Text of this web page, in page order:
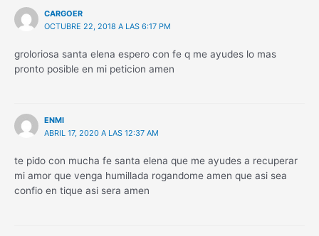
CARGOER
OCTUBRE 22, 2018 A LAS 6:17 PM
groloriosa santa elena espero con fe q me ayudes lo mas
pronto posible en mi peticion amen
ENMI
ABRIL 17, 2020 A LAS 12:37 AM
te pido con mucha fe santa elena que me ayudes a recuperar
mi amor que venga humillada rogandome amen que asi sea
confio en tique asi sera amen